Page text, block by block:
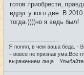
готов приобрести,
вдруг у кого две. В
тогда.((((но я ведь был!
Я понял, в чем ваша беда. -
– вовсе не признак ума.Все
выражением лица...